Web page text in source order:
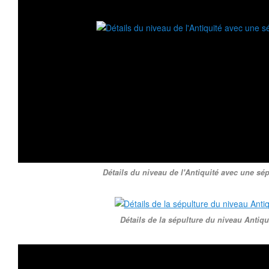
Détails du niveau de l'Antiquité avec une
Détails de la sépulture du niveau